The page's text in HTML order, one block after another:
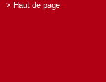
> Haut de page